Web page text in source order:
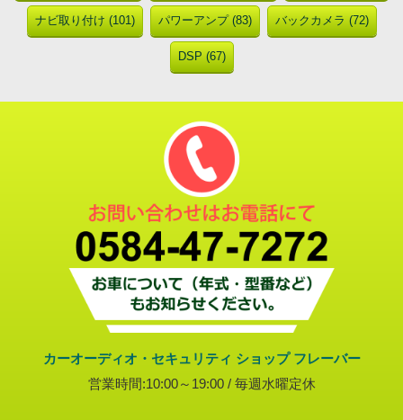
ナビ取り付け (101) パワーアンプ (83) バックカメラ (72)
DSP (67)
カーオーディオ・セキュリティ ショップ フレーバー
営業時間:10:00～19:00 / 毎週水曜定休